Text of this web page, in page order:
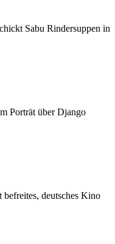
Sabu Rindersuppen in
Porträt über Django
befreites, deutsches Kino